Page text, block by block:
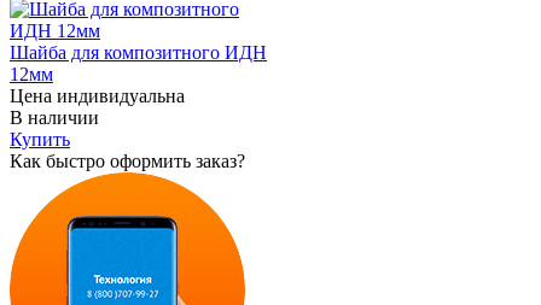
Шайба для композитного ИДН
12мм
Цена индивидуальна
В наличии
Купить
Как быстро оформить заказ?